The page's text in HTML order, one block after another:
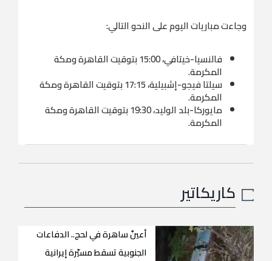
وجاءت مباريات اليوم على النحو التالي:
فالنسيا-خيتافي، 15:00 بتوقيت القاهرة ومكة
المكرمة.
سيلتا فيجو-إشبيلية، 17:15 بتوقيت القاهرة ومكة
المكرمة.
مايوركا-بلد الوليد، 19:30 بتوقيت القاهرة ومكة
المكرمة.
كاريكاتير
أعينٌ ساهرة في لحج.. الدفاعات
الجنوبية تسقط مسيّرة إيرانية